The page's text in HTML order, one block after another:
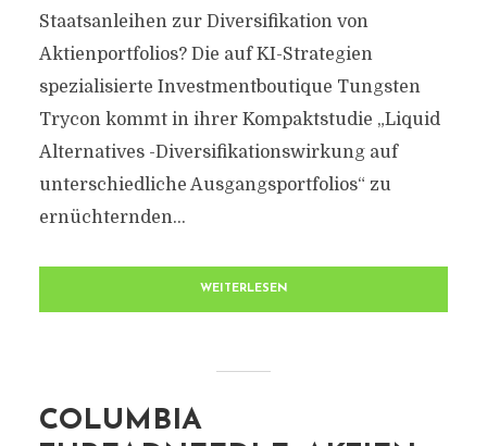
Staatsanleihen zur Diversifikation von
Aktienportfolios? Die auf KI-Strategien
spezialisierte Investmentboutique Tungsten
Trycon kommt in ihrer Kompaktstudie „Liquid
Alternatives -Diversifikationswirkung auf
unterschiedliche Ausgangsportfolios“ zu
ernüchternden...
WEITERLESEN
COLUMBIA